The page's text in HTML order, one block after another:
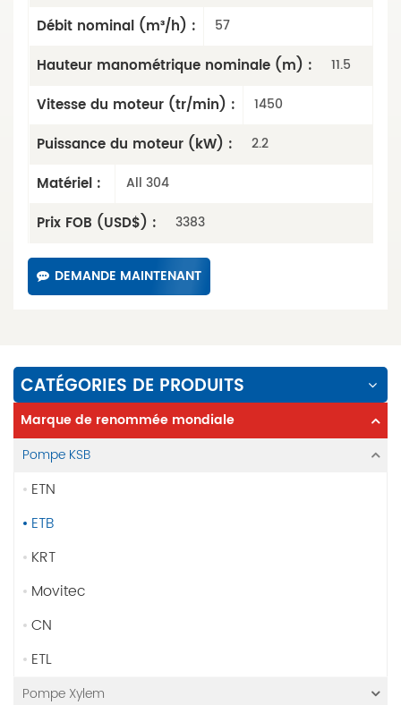
Débit nominal (m³/h) : 57
Hauteur manométrique nominale (m) : 11.5
Vitesse du moteur (tr/min) : 1450
Puissance du moteur (kW) : 2.2
Matériel : All 304
Prix ​​FOB (USD$) : 3383
DEMANDE MAINTENANT
CATÉGORIES DE PRODUITS
Marque de renommée mondiale
Pompe KSB
ETN
ETB
KRT
Movitec
CN
ETL
Pompe Xylem